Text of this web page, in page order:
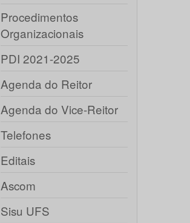
Procedimentos
Organizacionais
PDI 2021-2025
Agenda do Reitor
Agenda do Vice-Reitor
Telefones
Editais
Ascom
Sisu UFS